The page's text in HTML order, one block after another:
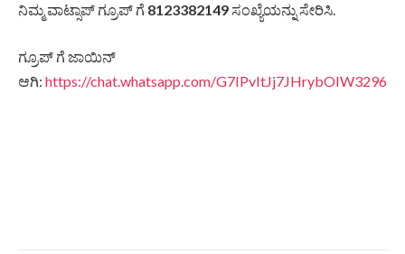
ನಿಮ್ಮ ವಾಟ್ಸಾಪ್ ಗ್ರೂಪ್ ಗೆ 8123382149ಸಂಖ್ಯೆಯನ್ನು ಸೇರಿಸಿ.
ಗ್ರೂಪ್ ಗೆ ಜಾಯಿನ್
ಆಗಿ: https://chat.whatsapp.com/G7IPvItJj7JHrybOIW3296